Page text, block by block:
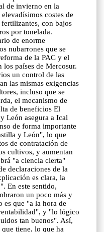
de invierno en la
costes de
con bajos
por tonelada.
de enorme
nubarrones que se
de la PAC y el
países de Mercosur.
un control de las
las mismas exigencias
incluso que se
el mecanismo de
de beneficios El
León asegura a Ical
de forma importante
y León", lo que
de contratación de
cultivos, y aumentan
"a ciencia cierta"
declaraciones de la
es clara, la
En este sentido,
un poco más y
que "a la hora de
y "lo lógico
tan buenos". Así,
tiene, lo que ha